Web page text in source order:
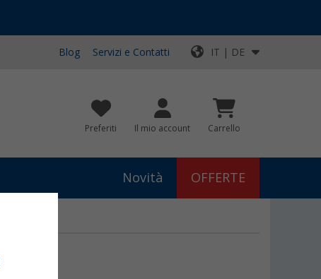
Blog Servizi e Contatti IT | DE
Preferiti Il mio account Carrello
Novità OFFERTE